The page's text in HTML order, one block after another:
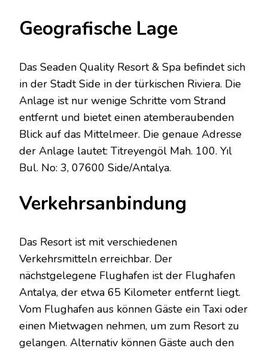
Geografische Lage
Das Seaden Quality Resort & Spa befindet sich
in der Stadt Side in der türkischen Riviera. Die
Anlage ist nur wenige Schritte vom Strand
entfernt und bietet einen atemberaubenden
Blick auf das Mittelmeer. Die genaue Adresse
der Anlage lautet: Titreyengöl Mah. 100. Yıl
Bul. No: 3, 07600 Side/Antalya.
Verkehrsanbindung
Das Resort ist mit verschiedenen
Verkehrsmitteln erreichbar. Der
nächstgelegene Flughafen ist der Flughafen
Antalya, der etwa 65 Kilometer entfernt liegt.
Vom Flughafen aus können Gäste ein Taxi oder
einen Mietwagen nehmen, um zum Resort zu
gelangen. Alternativ können Gäste auch den